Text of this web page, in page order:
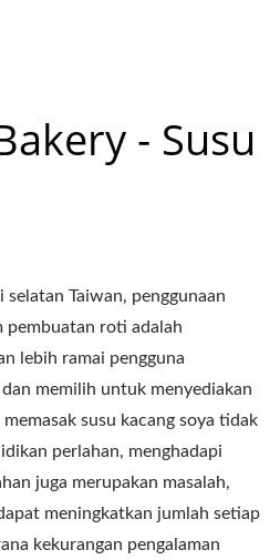
- Susu
Taiwan, penggunaan
pembuatan roti adalah
lebih ramai pengguna
memilih untuk menyediakan
susu kacang soya tidak
perlahan, menghadapi
juga merupakan masalah,
meningkatkan jumlah setiap
kekurangan pengalaman